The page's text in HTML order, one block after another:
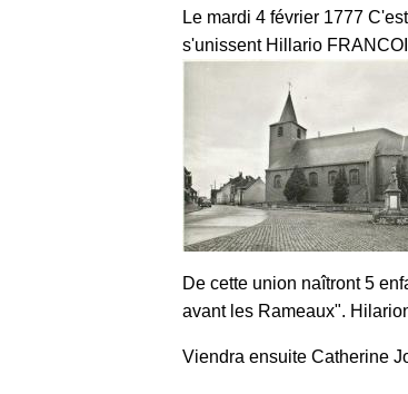
Le mardi 4 février 1777
s'unissent Hillario
De cette union naîtront 5
avant les Rameaux".
Viendra ensuite Catherine